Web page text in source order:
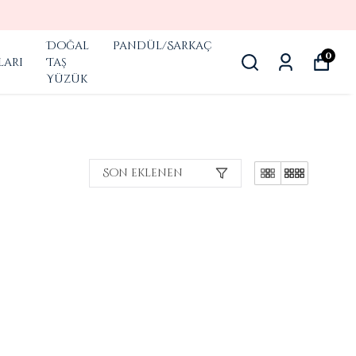
Doğal
Taş
Yüzük
Pandül/Sarkaç
0
Son eklenen